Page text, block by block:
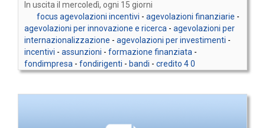
In uscita il mercoledì, ogni 15 giorni
focus agevolazioni incentivi - agevolazioni finanziarie -
agevolazioni per innovazione e ricerca - agevolazioni per
internazionalizzazione - agevolazioni per investimenti -
incentivi - assunzioni - formazione finanziata -
fondimpresa - fondirigenti - bandi - credito 4 0